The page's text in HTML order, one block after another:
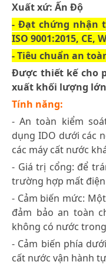
Xuất xứ: Ấn Độ
- Đạt chứng nhận
ISO 9001:2015, CE,
- Tiêu chuẩn an
Được thiết kế cho
xuất khối lượng
Tính năng:
- An toàn kiểm
dụng IDO dưới các
các máy cất nước
- Giá trị cổng: để
trường hợp mất
- Cảm biến mức:
đảm bảo an toàn
không có nước
- Cảm biến phía
cất nước vận hành